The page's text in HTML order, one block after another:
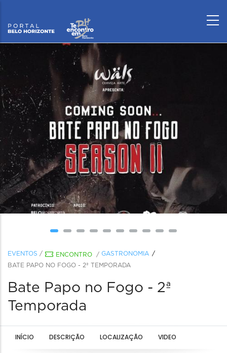
EVENTOS / ENCONTRO / GASTRONOMIA
BATE PAPO NO FOGO - 2ª TEMPORADA
Bate Papo no Fogo - 2ª
Temporada
INÍCIO DESCRIÇÃO LOCALIZAÇÃO VIDEO